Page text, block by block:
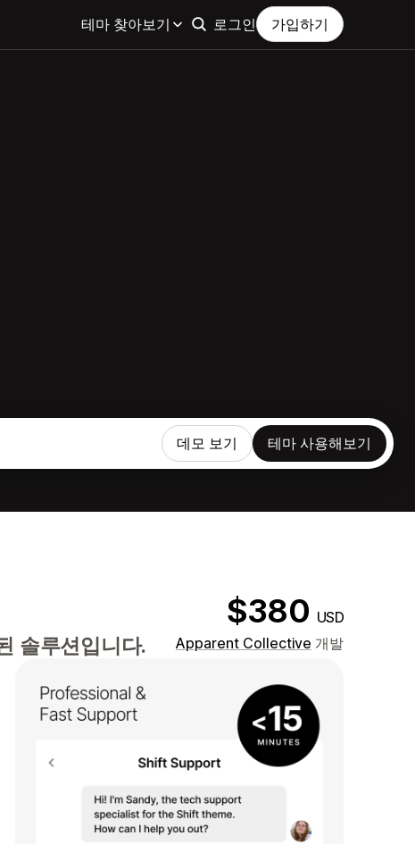
테마 찾아보기 로그인 가입하기
데모 보기 테마 사용해보기
$380 USD
솔루션입니다. Apparent Collective 개발